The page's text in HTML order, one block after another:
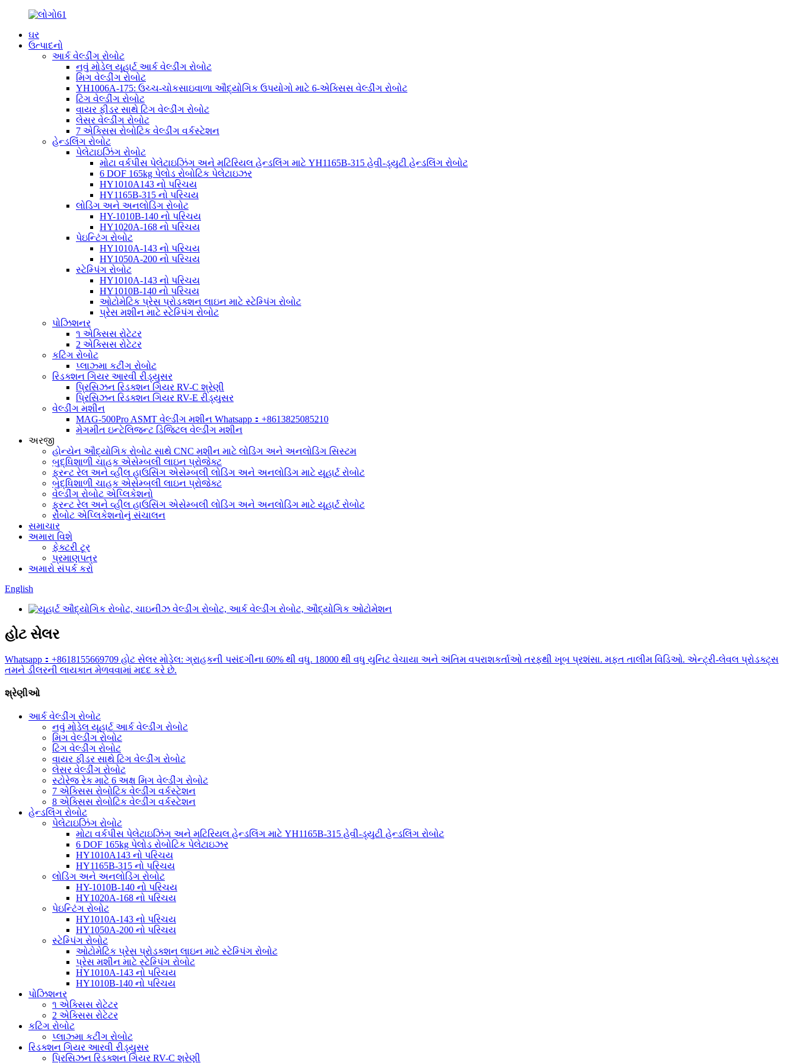
ઘર
ઉત્પાદનો
આર્ક વેલ્ડીંગ રોબોટ
નવું મોડેલ યૂહાર્ટ આર્ક વેલ્ડીંગ રોબોટ
મિગ વેલ્ડીંગ રોબોટ
YH1006A-175: ઉચ્ચ-ચોકસાઇવાળા ઔદ્યોગિક ઉપયોગો માટે 6-એક્સિસ વેલ્ડીંગ રોબોટ
ટિગ વેલ્ડીંગ રોબોટ
વાયર ફીડર સાથે ટિગ વેલ્ડીંગ રોબોટ
લેસર વેલ્ડીંગ રોબોટ
7 એક્સિસ રોબોટિક વેલ્ડીંગ વર્કસ્ટેશન
હેન્ડલિંગ રોબોટ
પેલેટાઇઝિંગ રોબોટ
મોટા વર્કપીસ પેલેટાઇઝિંગ અને મટિરિયલ હેન્ડલિંગ માટે YH1165B-315 હેવી-ડ્યુટી હેન્ડલિંગ રોબોટ
6 DOF 165kg પેલોડ રોબોટિક પેલેટાઇઝર
HY1010A143 નો પરિચય
HY1165B-315 નો પરિચય
લોડિંગ અને અનલોડિંગ રોબોટ
HY-1010B-140 નો પરિચય
HY1020A-168 નો પરિચય
પેઇન્ટિંગ રોબોટ
HY1010A-143 નો પરિચય
HY1050A-200 નો પરિચય
સ્ટેમ્પિંગ રોબોટ
HY1010A-143 નો પરિચય
HY1010B-140 નો પરિચય
ઓટોમેટિક પ્રેસ પ્રોડક્શન લાઇન માટે સ્ટેમ્પિંગ રોબોટ
પ્રેસ મશીન માટે સ્ટેમ્પિંગ રોબોટ
પોઝિશનર
૧ એક્સિસ રોટેટર
2 એક્સિસ રોટેટર
કટિંગ રોબોટ
પ્લાઝ્મા કટીંગ રોબોટ
રિડક્શન ગિયર આરવી રીડ્યુસર
પ્રિસિઝન રિડક્શન ગિયર RV-C શ્રેણી
પ્રિસિઝન રિડક્શન ગિયર RV-E રીડ્યુસર
વેલ્ડીંગ મશીન
MAG-500Pro ASMT વેલ્ડીંગ મશીન Whatsapp：+8613825085210
મેગમીત ઇન્ટેલિજન્ટ ડિજિટલ વેલ્ડીંગ મશીન
અરજી
હોન્યેન ઔદ્યોગિક રોબોટ સાથે CNC મશીન માટે લોડિંગ અને અનલોડિંગ સિસ્ટમ
બુદ્ધિશાળી ચાહક એસેમ્બલી લાઇન પ્રોજેક્ટ
ફ્રન્ટ રેલ અને વ્હીલ હાઉસિંગ એસેમ્બલી લોડિંગ અને અનલોડિંગ માટે યૂહાર્ટ રોબોટ
બુદ્ધિશાળી ચાહક એસેમ્બલી લાઇન પ્રોજેક્ટ
વેલ્ડીંગ રોબોટ એપ્લિકેશનો
ફ્રન્ટ રેલ અને વ્હીલ હાઉસિંગ એસેમ્બલી લોડિંગ અને અનલોડિંગ માટે યૂહાર્ટ રોબોટ
રોબોટ એપ્લિકેશનોનું સંચાલન
સમાચાર
અમારા વિશે
ફેક્ટરી ટૂર
પ્રમાણપત્ર
અમારો સંપર્ક કરો
English
હોટ સેલર
Whatsapp：+8618155669709 હોટ સેલર મોડેલ: ગ્રાહકની પસંદગીના 60% થી વધુ. 18000 થી વધુ યુનિટ વેચાયા અને અંતિમ વપરાશકર્તાઓ તરફથી ખૂબ પ્રશંસા. મફત તાલીમ વિડિઓ. એન્ટ્રી-લેવલ પ્રોડક્ટ્સ
તમને ડીલરની લાયકાત મેળવવામાં મદદ કરે છે.
શ્રેણીઓ
આર્ક વેલ્ડીંગ રોબોટ
નવું મોડેલ યૂહાર્ટ આર્ક વેલ્ડીંગ રોબોટ
મિગ વેલ્ડીંગ રોબોટ
ટિગ વેલ્ડીંગ રોબોટ
વાયર ફીડર સાથે ટિગ વેલ્ડીંગ રોબોટ
લેસર વેલ્ડીંગ રોબોટ
સ્ટોરેજ રેક માટે 6 અક્ષ મિગ વેલ્ડીંગ રોબોટ
7 એક્સિસ રોબોટિક વેલ્ડીંગ વર્કસ્ટેશન
8 એક્સિસ રોબોટિક વેલ્ડીંગ વર્કસ્ટેશન
હેન્ડલિંગ રોબોટ
પેલેટાઇઝિંગ રોબોટ
મોટા વર્કપીસ પેલેટાઇઝિંગ અને મટિરિયલ હેન્ડલિંગ માટે YH1165B-315 હેવી-ડ્યુટી હેન્ડલિંગ રોબોટ
6 DOF 165kg પેલોડ રોબોટિક પેલેટાઇઝર
HY1010A143 નો પરિચય
HY1165B-315 નો પરિચય
લોડિંગ અને અનલોડિંગ રોબોટ
HY-1010B-140 નો પરિચય
HY1020A-168 નો પરિચય
પેઇન્ટિંગ રોબોટ
HY1010A-143 નો પરિચય
HY1050A-200 નો પરિચય
સ્ટેમ્પિંગ રોબોટ
ઓટોમેટિક પ્રેસ પ્રોડક્શન લાઇન માટે સ્ટેમ્પિંગ રોબોટ
પ્રેસ મશીન માટે સ્ટેમ્પિંગ રોબોટ
HY1010A-143 નો પરિચય
HY1010B-140 નો પરિચય
પોઝિશનર
૧ એક્સિસ રોટેટર
2 એક્સિસ રોટેટર
કટિંગ રોબોટ
પ્લાઝ્મા કટીંગ રોબોટ
રિડક્શન ગિયર આરવી રીડ્યુસર
પ્રિસિઝન રિડક્શન ગિયર RV-C શ્રેણી